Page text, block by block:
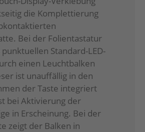
die Komplettierung
Bei der Folientastatur
Standard-LED-
einen Leuchtbalken
ist unauffällig in den
der Taste integriert
bei Aktivierung der
in Erscheinung. Bei der
zeigt der Balken in